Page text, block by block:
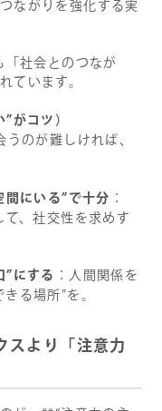
ながりを強化する実
社会とのつなが
ています。
がコツ）
うのが難しければ、
間にいる”で十分 ：
、社交性を求めす
”にする
：人間関係を
る場所”を。
スより「注意力